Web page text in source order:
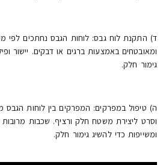
ד) התקנת לוח גבס: לוחות הגבס נחתכים לפי
ומאובטחים באמצעות ברגים או דבקים. יישור
גימור חלק.
ה) טיפול במפרקים: המפרקים בין לוחות הגבס
וסרט ליצירת משטח חלק ורציף. שכבות
ומשייפות כדי להשיג גימור חלק.